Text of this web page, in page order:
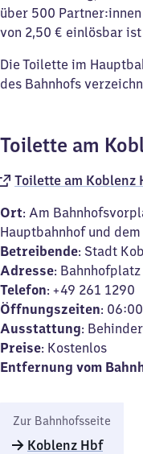
über 500
von 2,50 € einlösbar
Die Toilette im
des Bahnhofs
Toilette am
Toilette am Koblenz
Ort: Am
Hauptbahnhof und
Betreibende: Stadt
Adresse:
Telefon: +49 261 1290
Öffnungszeiten:
Ausstattung:
Preise: Kostenlos
Entfernung vom
Zur Bahnhofsseite
Koblenz Hbf